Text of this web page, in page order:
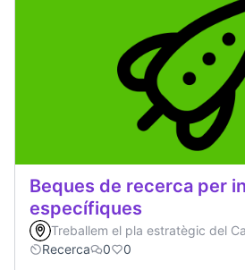
Beques de recerca per
específiques
Treballem el pla estratègic del
Recerca
0 0